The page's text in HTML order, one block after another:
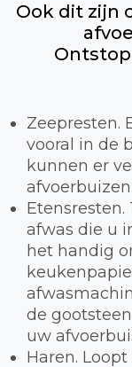
Ook dit zijn
Zeepresten.
vooral in de
kunnen er
afvoerbuizen.
afwas die u
het handig
de
uw
Haren.